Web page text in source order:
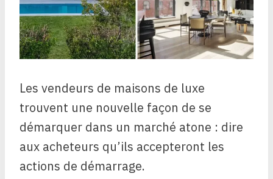
Les vendeurs de maisons de luxe
trouvent une nouvelle façon de se
démarquer dans un marché atone : dire
aux acheteurs qu’ils accepteront les
actions de démarrage.